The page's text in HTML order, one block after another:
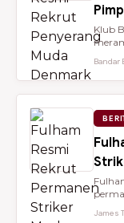
Klub
Bandar
James